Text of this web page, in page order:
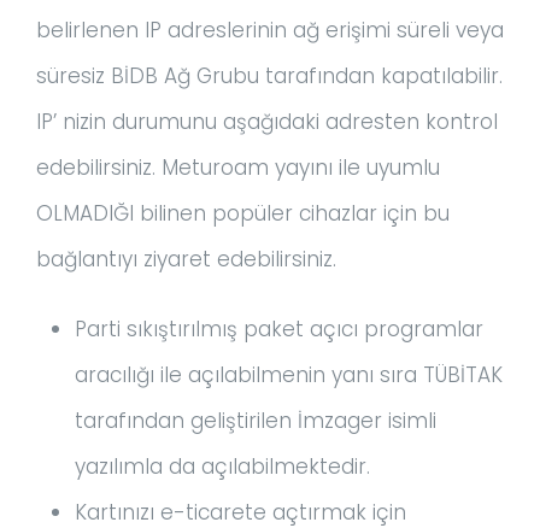
belirlenen IP adreslerinin ağ erişimi süreli veya
süresiz BİDB Ağ Grubu tarafından kapatılabilir.
IP’ nizin durumunu aşağıdaki adresten kontrol
edebilirsiniz. Meturoam yayını ile uyumlu
OLMADIĞI bilinen popüler cihazlar için bu
bağlantıyı ziyaret edebilirsiniz.
Parti sıkıştırılmış paket açıcı programlar
aracılığı ile açılabilmenin yanı sıra TÜBİTAK
tarafından geliştirilen İmzager isimli
yazılımla da açılabilmektedir.
Kartınızı e-ticarete açtırmak için